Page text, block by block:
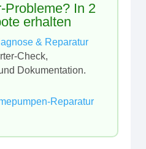
In 2
erhalten
& Reparatur
Dokumentation.